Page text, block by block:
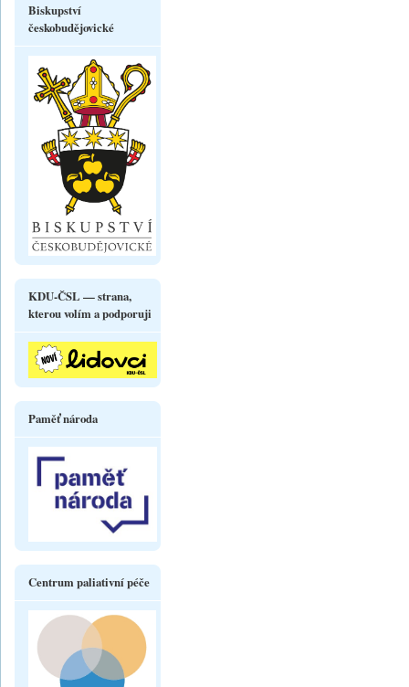
Biskupství
českobudějovické
KDU-ČSL — strana,
kterou volím a podporuji
Paměť národa
Centrum paliativní péče